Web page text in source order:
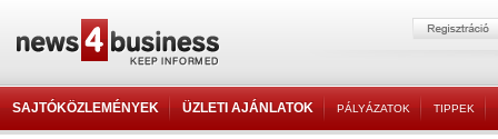
SAJTÓKÖZLEMÉNYEK ÜZLETI AJÁNLATOK PÁLYÁZATOK TIPPEK